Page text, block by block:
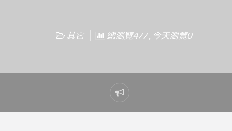
其它 總瀏覽477 , 今天瀏覽0
Report
problem